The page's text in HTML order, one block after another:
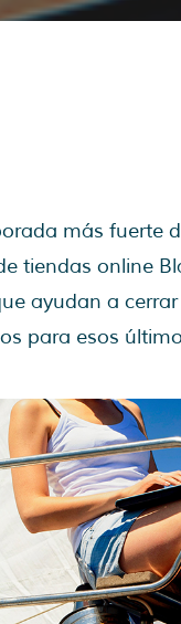
más fuerte
tiendas online
ayudan a
para esos